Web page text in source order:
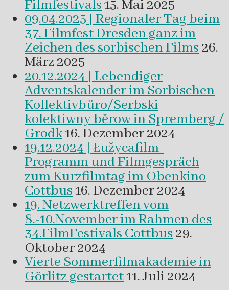
Filmfestivals15. Mai 2025
09.04.2025 | Regionaler Tag beim
37. Filmfest Dresden ganz im
Zeichen des sorbischen Films26.
März 2025
20.12.2024 | Lebendiger
Adventskalender im Sorbischen
Kollektivbüro/Serbski
kolektiwny běrow in Spremberg /
Grodk16. Dezember 2024
19.12.2024 | Łužycafilm-
Programm und Filmgespräch
zum Kurzfilmtag im Obenkino
Cottbus16. Dezember 2024
19. Netzwerktreffen vom
8.-10.November im Rahmen des
34.FilmFestivals Cottbus29.
Oktober 2024
Vierte Sommerfilmakademie in
Görlitz gestartet11. Juli 2024